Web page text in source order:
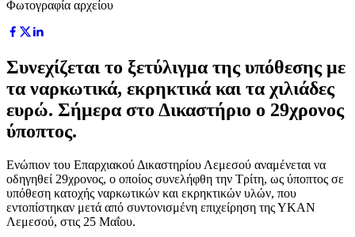
Φωτογραφία αρχείου
Συνεχίζεται το ξετύλιγμα της υπόθεσης με
τα ναρκωτικά, εκρηκτικά και τα χιλιάδες
ευρώ. Σήμερα στο Δικαστήριο ο 29χρονος
ύποπτος.
Ενώπιον του Επαρχιακού Δικαστηρίου Λεμεσού αναμένεται να
οδηγηθεί 29χρονος, ο οποίος συνελήφθη την Τρίτη, ως ύποπτος σε
υπόθεση κατοχής ναρκωτικών και εκρηκτικών υλών, που
εντοπίστηκαν μετά από συντονισμένη επιχείρηση της ΥΚΑΝ
Λεμεσού, στις 25 Μαΐου.